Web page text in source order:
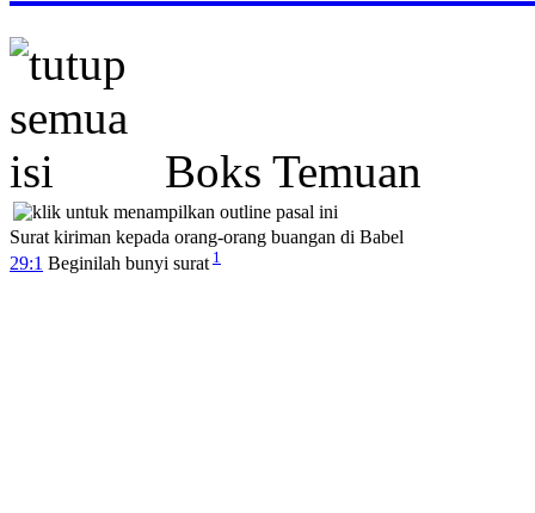
Boks Temuan
Surat kiriman kepada orang-orang buangan di Babel
29:1 Beginilah bunyi surat 1